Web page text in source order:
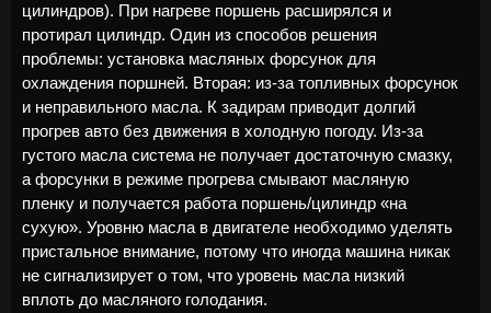
цилиндров). При нагреве поршень расширялся и
протирал цилиндр. Один из способов решения
проблемы: установка масляных форсунок для
охлаждения поршней. Вторая: из-за топливных форсунок
и неправильного масла. К задирам приводит долгий
прогрев авто без движения в холодную погоду. Из-за
густого масла система не получает достаточную смазку,
а форсунки в режиме прогрева смывают масляную
пленку и получается работа поршень/цилиндр «на
сухую». Уровню масла в двигателе необходимо уделять
пристальное внимание, потому что иногда машина никак
не сигнализирует о том, что уровень масла низкий
вплоть до масляного голодания.